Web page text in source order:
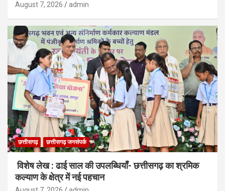
August 7, 2026 admin
छत्तीसगढ़ छत्तीसगढ़ जनसंपर्क
विशेष लेख : ढाई साल की उपलब्धियाँ- छत्तीसगढ़ का श्रमिक
कल्याण के क्षेत्र में नई पहचान